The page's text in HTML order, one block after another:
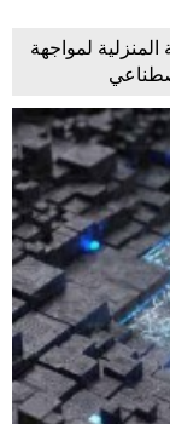
أبراج
فيديو
سيارات
لمواجهة